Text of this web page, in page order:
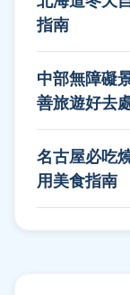
指南
中部無障礙
善旅遊好去
名古屋必吃
用美食指南